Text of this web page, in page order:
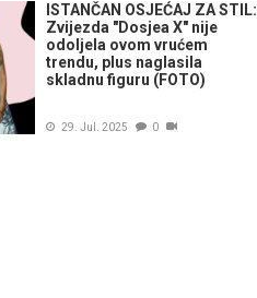
ISTANČAN OSJEĆAJ ZA STIL:
Zvijezda "Dosjea X" nije
odoljela ovom vrućem
trendu, plus naglasila
skladnu figuru (FOTO)
29. Jul. 2025 0